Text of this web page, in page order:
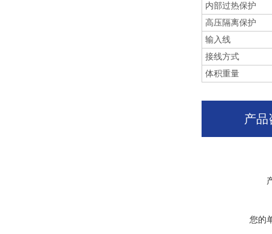
内部过热保护
高压隔离保护
输入线
接线方式
体积重量
产品
您的